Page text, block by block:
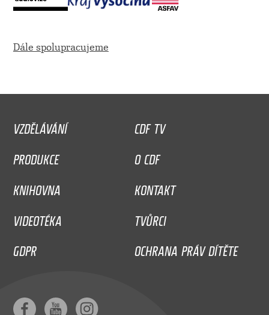
Dále spolupracujeme
VZDĚLÁVÁNÍ
CDF TV
PRODUKCE
O CDF
KNIHOVNA
KONTAKT
VIDEOTÉKA
TVŮRCI
GDPR
OCHRANA PRÁV DÍTĚTE